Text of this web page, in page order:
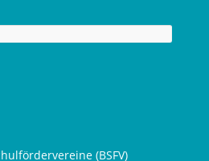
(BSFV)